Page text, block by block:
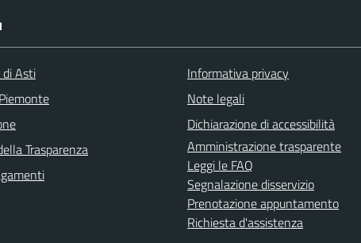
Asti
Trasparenza
Informativa privacy
Note legali
Dichiarazione di accessibilità
Amministrazione trasparente
Leggi le FAQ
Segnalazione disservizio
Prenotazione appuntamento
Richiesta d'assistenza